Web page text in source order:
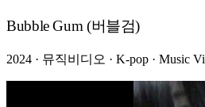
Bubble Gum (버블검)
2024 · 뮤직비디오 · K-pop · Music